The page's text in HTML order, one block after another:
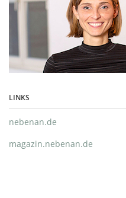
LINKS
nebenan.de
magazin.nebenan.de